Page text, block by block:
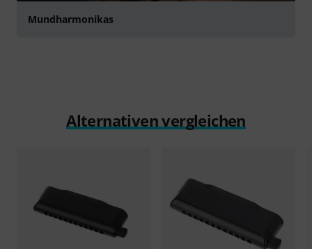
Mundharmonikas
Alternativen vergleichen